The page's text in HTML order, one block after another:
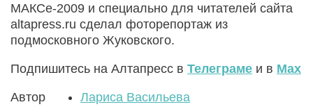
МАКСе-2009 и специально для читателей сайта
altapress.ru сделал фоторепортаж из
подмосковного Жуковского.
Подпишитесь на Алтапресс в Телеграме и в Max
Автор Лариса Васильева